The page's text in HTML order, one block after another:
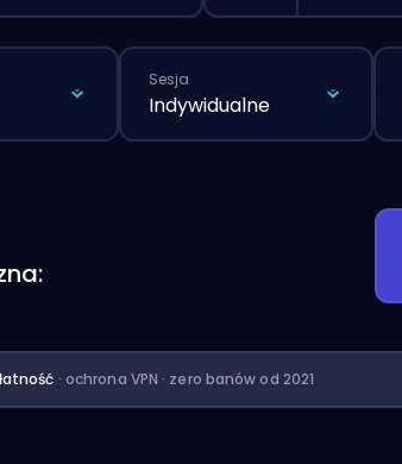
Sesja
Indywidualne
· ochrona VPN · zero banów od 2021